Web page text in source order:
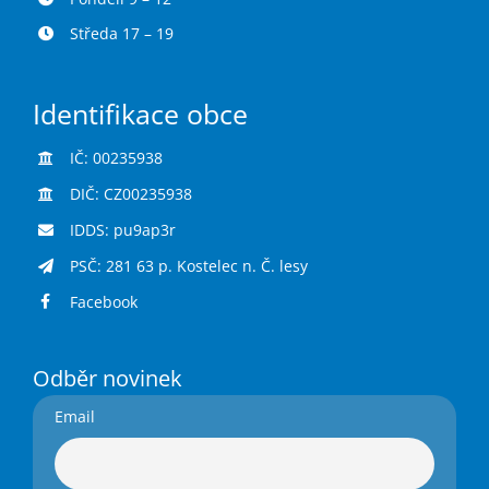
Středa 17 – 19
Identifikace obce
IČ: 00235938
DIČ: CZ00235938
IDDS: pu9ap3r
PSČ: 281 63 p. Kostelec n. Č. lesy
Facebook
Odběr novinek
Email